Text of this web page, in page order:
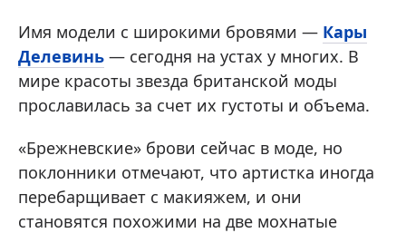
Имя модели с широкими бровями — Кары
Делевинь — сегодня на устах у многих. В
мире красоты звезда британской моды
прославилась за счет их густоты и объема.
«Брежневские» брови сейчас в моде, но
поклонники отмечают, что артистка иногда
перебарщивает с макияжем, и они
становятся похожими на две мохнатые